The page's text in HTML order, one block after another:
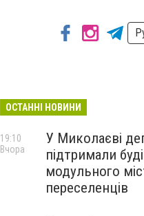
ОСТАННІ НОВИНИ
У Миколаєві
підтримали
модульного
переселенців
19:10
Вчора